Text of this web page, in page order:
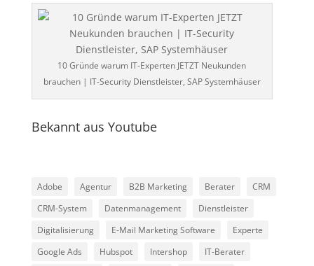
10 Gründe warum IT-Experten JETZT Neukunden
brauchen | IT-Security Dienstleister, SAP Systemhäuser
Bekannt aus Youtube
Adobe Agentur B2B Marketing Berater
CRM
CRM-System
Datenmanagement
Dienstleister
Digitalisierung
E-Mail Marketing Software
Experte
Google Ads
Hubspot Intershop
IT-Berater